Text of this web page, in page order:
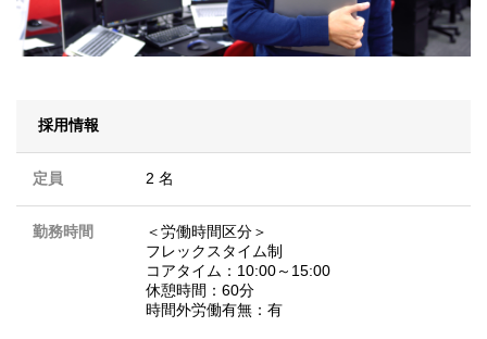
採用情報
定員 2 名
勤務時間
＜労働時間区分＞
フレックスタイム制
コアタイム：10:00～15:00
休憩時間：60分
時間外労働有無：有